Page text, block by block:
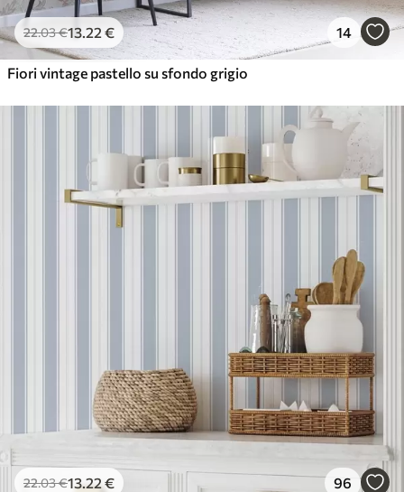
22.03€13.22 € 14
Fiori vintage pastello su sfondo grigio
22.03€13.22€ 96